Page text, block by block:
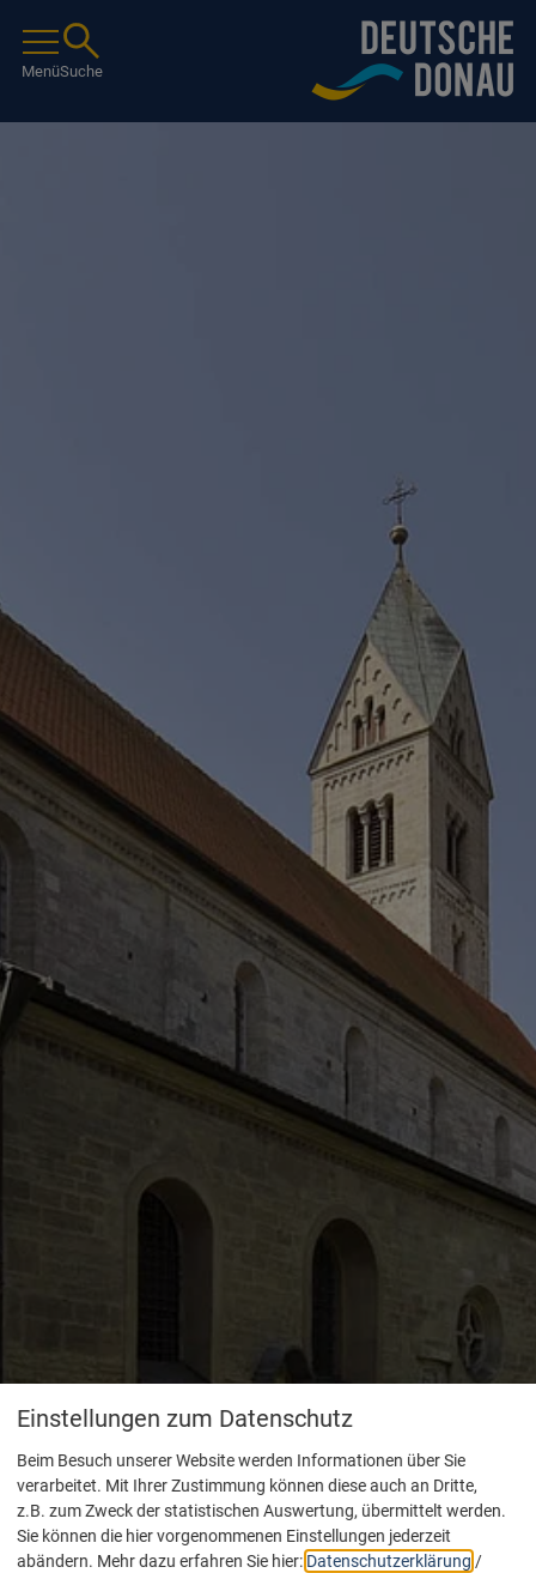
MenüSuche
Einstellungen zum Datenschutz
Beim Besuch unserer Website werden Informationen über Sie
verarbeitet. Mit Ihrer Zustimmung können diese auch an Dritte,
z.B. zum Zweck der statistischen Auswertung, übermittelt werden.
Sie können die hier vorgenommenen Einstellungen jederzeit
abändern. Mehr dazu erfahren Sie hier: Datenschutzerklärung /